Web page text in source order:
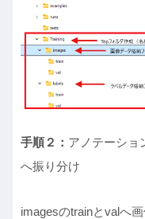
手順２： アノテーショ
へ振り分け
imagesのtrainとvalへ